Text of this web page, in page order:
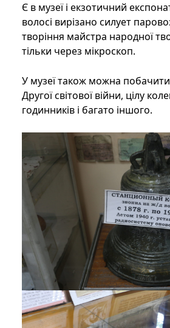
Є в музеї і екзотичний
волосі вирізано силует
творіння майстра народної
тільки через мікроскоп.
У музеї також можна
Другої світової війни, цілу
годинників і багато іншого.